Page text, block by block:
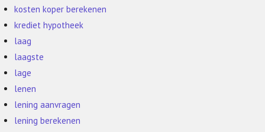
kosten koper berekenen
krediet hypotheek
laag
laagste
lage
lenen
lening aanvragen
lening berekenen